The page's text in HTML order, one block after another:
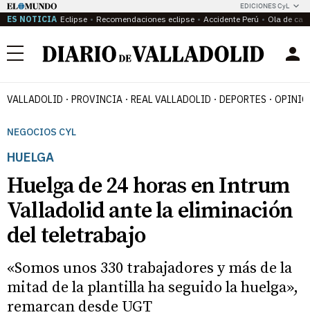
EDICIONES CyL
ES NOTICIA Eclipse Recomendaciones eclipse Accidente Perú Ola de
Menú
VALLADOLID PROVINCIA REAL VALLADOLID DEPORTES
NEGOCIOS CYL
HUELGA
Huelga de 24 horas en Intrum
Valladolid ante la eliminación
del teletrabajo
«Somos unos 330 trabajadores y más de la
mitad de la plantilla ha seguido la huelga»,
remarcan desde UGT